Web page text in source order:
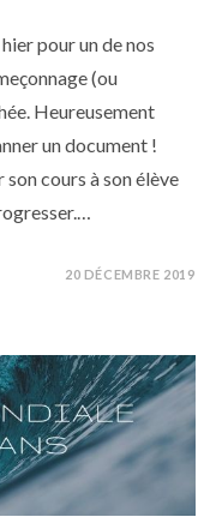
pour un de nos
(ou
Heureusement
un document !
cours à son élève
20 DÉCEMBRE 2019